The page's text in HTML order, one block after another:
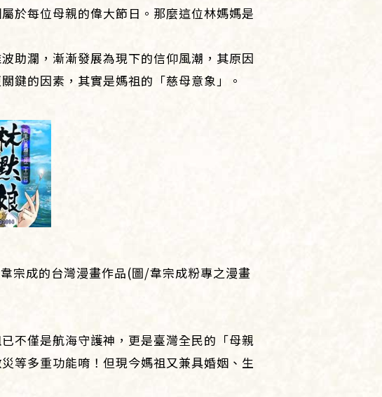
於每位母親的偉大節日。那麼這位林媽媽是
助瀾，漸漸發展為現下的信仰風潮，其原因
鍵的因素，其實是媽祖的「慈母意象」。
宗成的台灣漫畫作品(圖/韋宗成粉專之漫畫
不僅是航海守護神，更是臺灣全民的「母親
等多重功能唷！但現今媽祖又兼具婚姻、生